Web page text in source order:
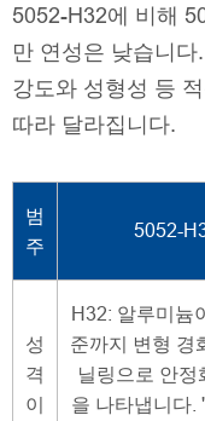
5052-H32에 비해
만 연성은 낮습니
강도와 성형성 등
따라 달라집니다.
범
주
5052-
성
격
이
H32: 알루미늄
준까지 변형 경
닐링으로 안정
을 나타냅니다.